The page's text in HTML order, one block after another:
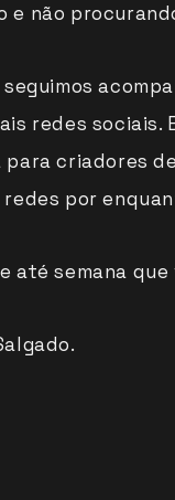
e não
seguimos
redes sociais.
criadores
por
até semana que